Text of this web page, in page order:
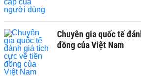
Chuyên gia quốc tế
đồng của Việt Nam